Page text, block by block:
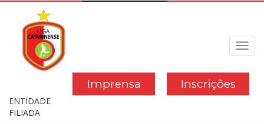
Inscrições
Imprensa
ENTIDADE
FILIADA